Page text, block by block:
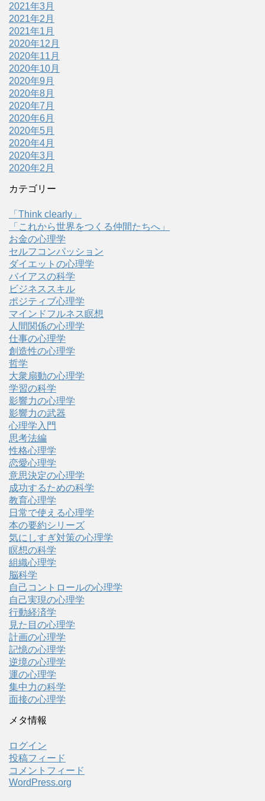
2021年3月
2021年2月
2021年1月
2020年12月
2020年11月
2020年10月
2020年9月
2020年8月
2020年7月
2020年6月
2020年5月
2020年4月
2020年3月
2020年2月
カテゴリー
「Think clearly」
「これから世界をつくる仲間たちへ」
お金の心理学
セルフコンパッション
ダイエットの心理学
バイアスの科学
ビジネススキル
ポジティブ心理学
マインドフルネス瞑想
人間関係の心理学
仕事の心理学
創造性の心理学
哲学
大衆扇動の心理学
学習の科学
影響力の心理学
影響力の武器
心理学入門
思考法編
性格心理学
恋愛心理学
意思決定の心理学
成功するための科学
教育心理学
日常で使える心理学
本の要約シリーズ
気にしすぎ対策の心理学
瞑想の科学
組織心理学
脳科学
自己コントロールの心理学
自己実現の心理学
行動経済学
見た目の心理学
計画の心理学
記憶の心理学
逆境の心理学
運の心理学
集中力の科学
面接の心理学
メタ情報
ログイン
投稿フィード
コメントフィード
WordPress.org